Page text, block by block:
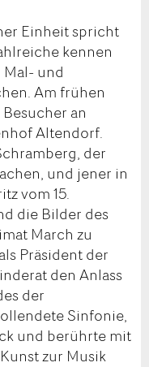
Einheit spricht
kennen
und
Am frühen
an
Altendorf.
der
und jener in
vom 15.
die Bilder des
March zu
Präsident der
den Anlass
der
Sinfonie,
und berührte mit
zur Musik